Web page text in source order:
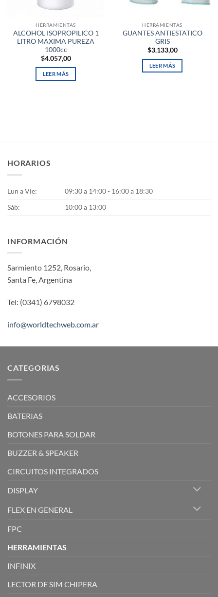
HERRAMIENTAS
ALCOHOL ISOPROPILICO 1
LITRO MAXIMA PUREZA
1000cc
$4.057,00
LEER MÁS
HERRAMIENTAS
GUANTES ANTIESTATICO
GRIS
$3.133,00
LEER MÁS
HORARIOS
Lun a Vie:
09:30 a 14:00 - 16:00 a 18:30
Sáb:
10:00 a 13:00
INFORMACIÓN
Sarmiento 1252, Rosario,
Santa Fe, Argentina
Tel: (0341) 6798032
info@worldtechweb.com.ar
CATEGORIAS
ACCESORIOS
BATERIAS
BOTONES PARA SOLDAR
BUZZER & SPEAKER
CIRCUITOS INTEGRADOS
DISPLAY
FLEX EN GENERAL
FPC
HERRAMIENTAS
INFINIX
LECTOR DE SIM CHIPERA